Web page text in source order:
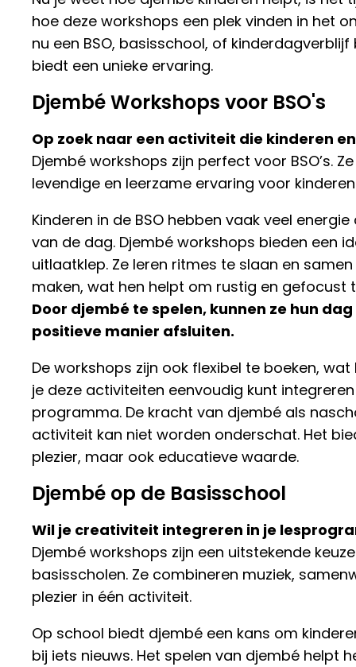
hoe deze workshops een plek vinden in het
nu een BSO, basisschool, of
biedt een unieke ervaring.
Djembé Workshops voor BSO's
Op zoek naar een activiteit die kinderen
Djembé workshops zijn perfect voor BSO’s.
levendige en leerzame ervaring voor
Kinderen in de BSO hebben vaak veel
van de dag. Djembé workshops bieden een
uitlaatklep. Ze leren ritmes te slaan en
maken, wat hen helpt om rustig en gefocust
Door djembé te spelen, kunnen ze hun
positieve manier afsluiten.
De workshops zijn ook flexibel te boeken,
je deze activiteiten eenvoudig kunt integreren
programma. De kracht van djembé als
activiteit kan niet worden onderschat. Het
plezier, maar ook educatieve waarde.
Djembé op de Basisschool
Wil je creativiteit integreren in je
Djembé workshops zijn een uitstekende
basisscholen. Ze combineren muziek,
plezier in één activiteit.
Op school biedt djembé een kans om
bij iets nieuws. Het spelen van djembé helpt